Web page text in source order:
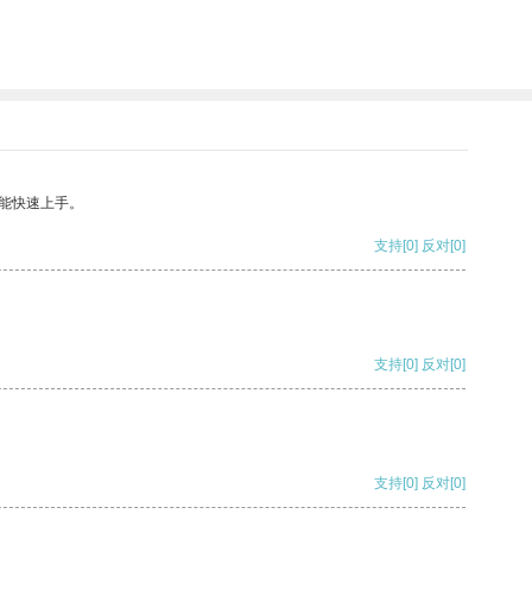
快速上手。
支持[0] 反对[0]
支持[0] 反对[0]
支持[0] 反对[0]